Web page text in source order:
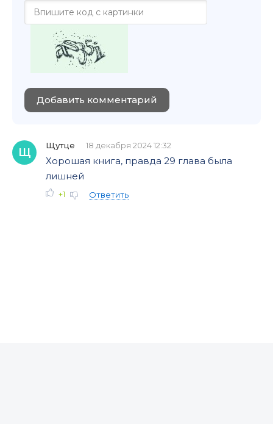
Добавить комментарий
Щ
Щутце 18 декабря 2024 12:32
Хорошая книга, правда 29 глава была
лишней
+1 Ответить